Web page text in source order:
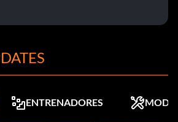
ENTRENADORES MODS